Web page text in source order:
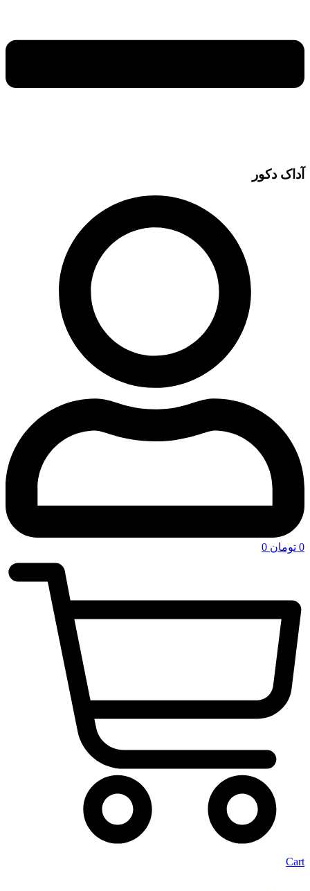
آداک دکور
0 تومان 0
Cart